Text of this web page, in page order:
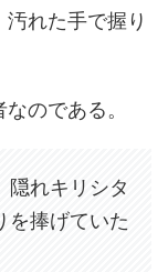
れた手で握り
のである。
れキリシタ
を捧げていた